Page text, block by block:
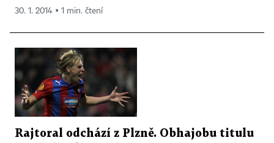
30. 1. 2014 ▪ 1 min. čtení
Rajtoral odchází z Plzně. Obhajobu titulu